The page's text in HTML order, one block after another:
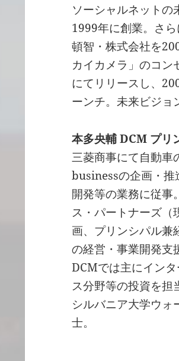
ソーシャルネットの
1999年に創業。さ
頓智・株式会社を
カイカメラ」のコ
にてリリースし、
ーンチ。未来ビジョ
本多央輔 DCM プリ
三菱商事にて自動車
businessの企画・推
開発等の業務に従事
ス・パートナーズ（
画、プリンシパル兼
の経営・事業開発支
DCMでは主にイン
ス分野等の投資を担
シルバニア大学ウォ
士。